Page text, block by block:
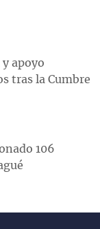
apoyo
tras la Cumbre
106